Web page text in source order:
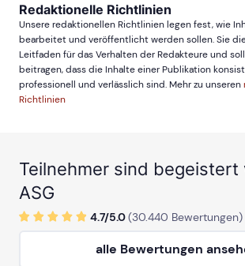
Redaktionelle Richtlinien
Unsere redaktionellen Richtlinien legen fest, wie
bearbeitet und veröffentlicht werden sollen. Sie
Leitfaden für das Verhalten der Redakteure und
beitragen, dass die Inhalte einer Publikation
professionell und verlässlich sind. Mehr zu unseren
Richtlinien
Teilnehmer sind begeistert
ASG
4.7/5.0(30.440 Bewertungen)
alle Bewertungen